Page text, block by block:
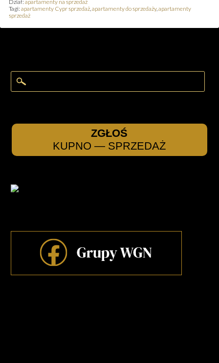
Dział: apartamenty na sprzedaż
Tagi: apartamenty Cypr sprzedaż, apartamenty do sprzedaży, apartamenty
sprzedaż
ZGŁOŚ
KUPNO — SPRZEDAŻ